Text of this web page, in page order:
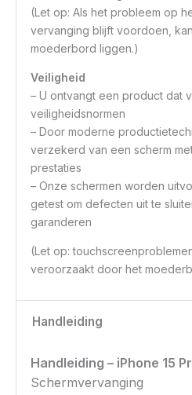
(Let op: Als het probleem op
vervanging blijft voordoen,
moederbord liggen.)
Veiligheid
– U ontvangt een product dat
veiligheidsnormen
– Door moderne
verzekerd van een scherm
prestaties
– Onze schermen worden
getest om defecten uit te
garanderen
(Let op:
veroorzaakt door het
Handleiding
Handleiding – iPhone 15
Schermvervanging